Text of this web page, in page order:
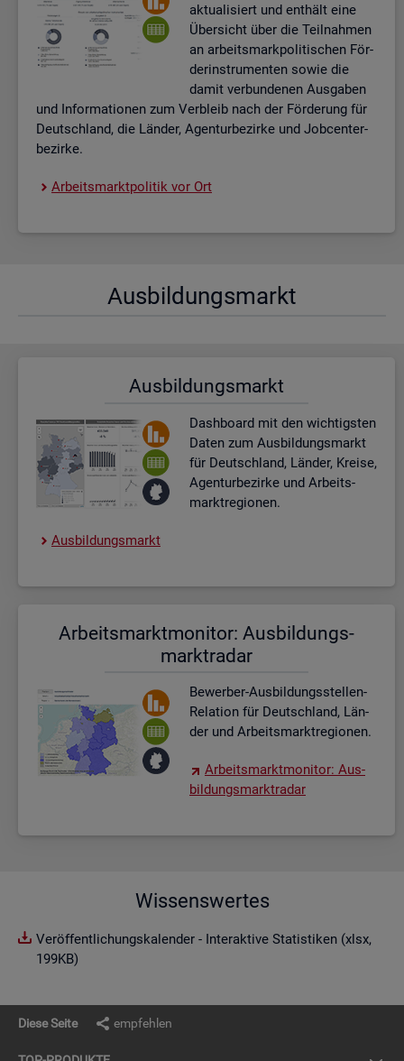
ak­tua­li­siert und ent­hält eine
Über­sicht über die Teil­nah­men
an ar­beits­mark­po­li­ti­schen För­
der­instru­men­ten sowie die
damit ver­bun­de­nen Aus­ga­ben
und In­for­ma­tio­nen zum Ver­bleib nach der För­de­rung für
Deutsch­land, die Län­der, Agen­tur­be­zir­ke und Job­cent­er­
be­zir­ke.
Ar­beits­markt­po­li­tik vor Ort
Aus­bil­dungs­markt
Aus­bil­dungs­markt
Dash­board mit den wich­tigs­ten
Daten zum Aus­bil­dungs­markt
für Deutsch­land, Län­der, Krei­se,
Agen­tur­be­zir­ke und Ar­beits­
markt­re­gio­nen.
Aus­bil­dungs­markt
Ar­beits­markt­mo­ni­tor: Aus­bil­dungs­
markt­ra­dar
Be­wer­ber-Aus­bil­dungs­stel­len-
Re­la­ti­on für Deutsch­land, Län­
der und Ar­beits­markt­re­gio­nen.
Ar­beits­markt­mo­ni­tor: Aus­
bil­dungs­markt­ra­dar
Wissenswertes
Veröffentlichungskalender - Interaktive Statistiken (xlsx,
199KB)
Diese Seite empfehlen